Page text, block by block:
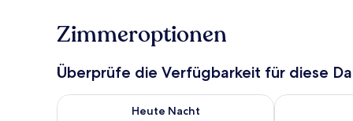
Zimmeroptionen
Überprüfe die Verfügbarkeit für diese
Heute Nacht
Überprüfe die Verfügbarkeit für heute Nacht, Aug. 7
Überprüfe